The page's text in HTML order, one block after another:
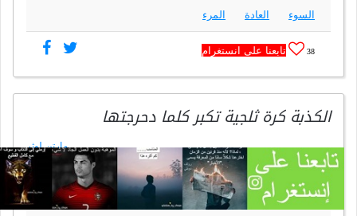
السوء العادة المرء
38 تابعنا على انستغرام
الكذبة كرة ثلجية تكبر كلما دحرجتها
مارتن لوثر
راهب,ديني,علمي,عالم لاهوت (1483 - 1546)
التكبر